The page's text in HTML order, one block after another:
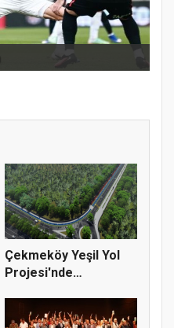
Çekmeköy Yeşil Yol
Projesi'nde